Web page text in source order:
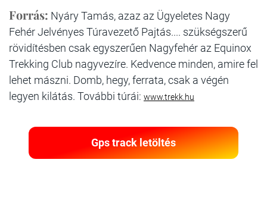
Forrás: Nyáry Tamás, azaz az Ügyeletes Nagy
Fehér Jelvényes Túravezető Pajtás.... szükségszerű
rövidítésben csak egyszerűen Nagyfehér az Equinox
Trekking Club nagyvezíre. Kedvence minden, amire fel
lehet mászni. Domb, hegy, ferrata, csak a végén
legyen kilátás. További túrái: www.trekk.hu
Gps track letöltés